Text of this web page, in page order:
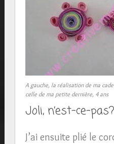
A gauche, la réalisation de ma
celle de ma petite dernière, 4 ans
Joli, n’est-ce-pas?
J’ai ensuite plié le